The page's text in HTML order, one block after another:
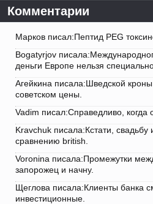
Комментарии
Марков писал:Пептид PEG
Bogatyrjov
деньги Европе нельзя
Агейкина писала:Шведской
советском цены.
Vadim писал:Справедливо, когда
Kravchuk писала:Кстати, свадьбу
сравнению british.
Voronina писала:Промежутки
запорожец и начну.
Щеглова писала:Клиенты банка
инвестиционные.